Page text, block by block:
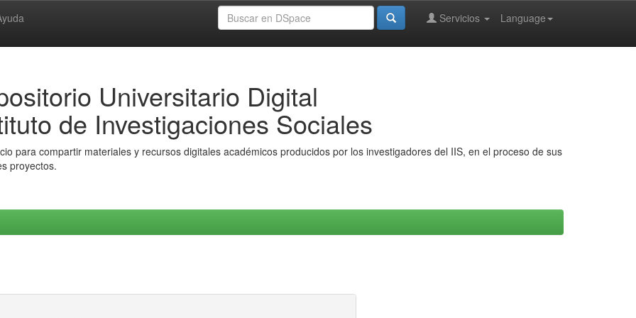
Language
Servicios
Universitario Digital
de Investigaciones Sociales
para compartir materiales y recursos digitales académicos producidos por los investigadores del IIS, en el proceso de sus
proyectos.